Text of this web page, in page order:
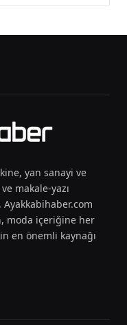
yan sanayi ve
makale-yazı
Ayakkabihaber.com
moda içeriğine her
en önemli kaynağı